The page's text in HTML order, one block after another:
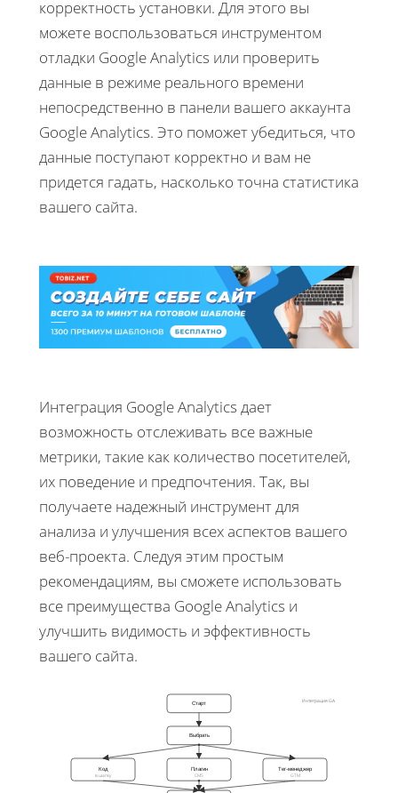
корректность установки. Для этого вы
можете воспользоваться инструментом
отладки Google Analytics или проверить
данные в режиме реального времени
непосредственно в панели вашего аккаунта
Google Analytics. Это поможет убедиться, что
данные поступают корректно и вам не
придется гадать, насколько точна статистика
вашего сайта.
Интеграция Google Analytics дает
возможность отслеживать все важные
метрики, такие как количество посетителей,
их поведение и предпочтения. Так, вы
получаете надежный инструмент для
анализа и улучшения всех аспектов вашего
веб-проекта. Следуя этим простым
рекомендациям, вы сможете использовать
все преимущества Google Analytics и
улучшить видимость и эффективность
вашего сайта.
Старт
Выбрать
Код
в шапку
Плагин
CMS
Тег-менеджер
GTM
Интеграция GA